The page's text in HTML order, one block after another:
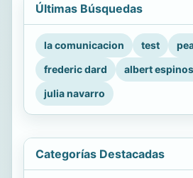
Últimas Búsquedas
la comunicacion test
frederic dard
albert
julia navarro
Categorías Destacadas